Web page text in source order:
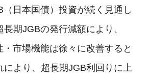
日本国債）投資が続く見通し
期JGBの発行減額により、
市場機能は徐々に改善すると
により、超長期JGB利回りに上